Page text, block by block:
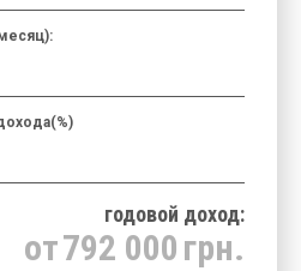
годовой доход:
от792 000 грн.